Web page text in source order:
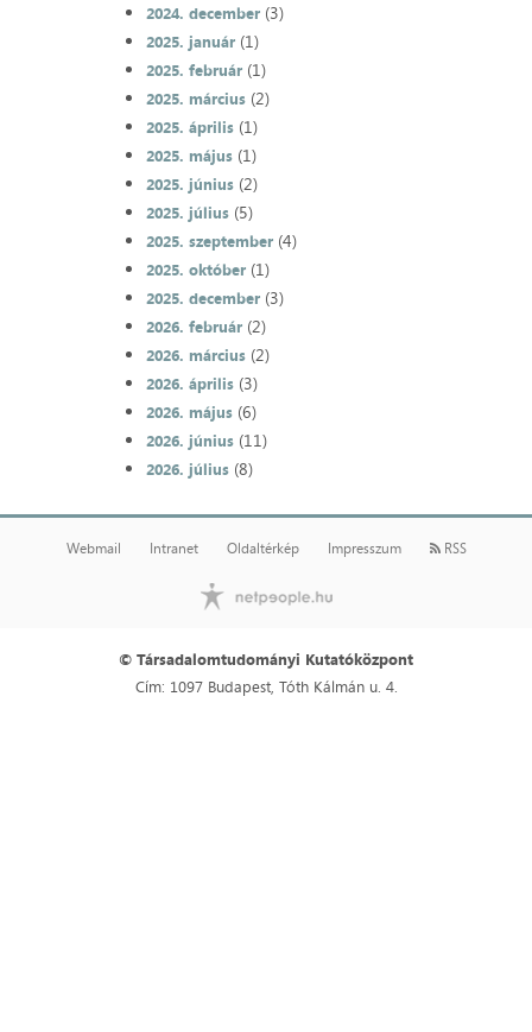
2024. december(3)
2025. január(1)
2025. február(1)
2025. március(2)
2025. április(1)
2025. május(1)
2025. június(2)
2025. július(5)
2025. szeptember(4)
2025. október(1)
2025. december(3)
2026. február(2)
2026. március(2)
2026. április(3)
2026. május(6)
2026. június(11)
2026. július(8)
Webmail Intranet Oldaltérkép Impresszum RSS
© Társadalomtudományi Kutatóközpont
Cím: 1097 Budapest, Tóth Kálmán u. 4.